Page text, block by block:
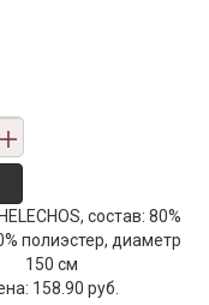
состав: 80%
полиэстер, диаметр
150 см
158.90 руб.